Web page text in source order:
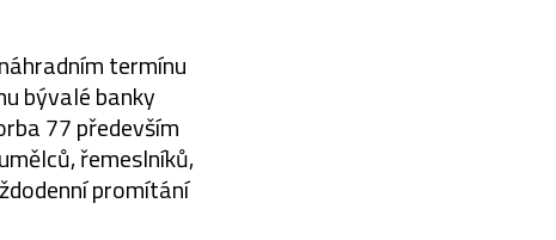
termínu
bývalé banky
77 především
řemeslníků,
promítání